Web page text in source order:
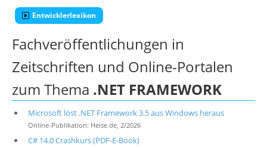
Entwicklerlexikon
Fachveröffentlichungen in
Zeitschriften und Online-Portalen
zum Thema .NET FRAMEWORK
Microsoft löst .NET Framework 3.5 aus Windows heraus
Online-Publikation: Heise.de, 2/2026
C# 14.0 Crashkurs (PDF-E-Book)